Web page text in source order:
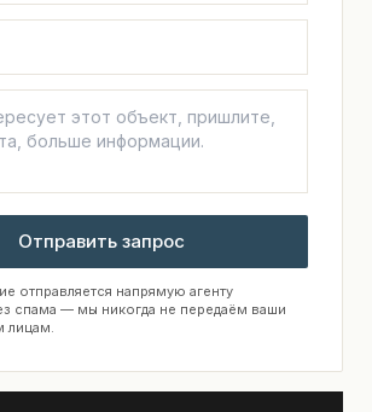
Отправить запрос
отправляется напрямую агенту
спама — мы никогда не передаём ваши
лицам.